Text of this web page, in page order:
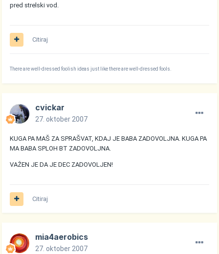
pred strelski vod.
Citiraj
There are well-dressed foolish ideas just like there are well-dressed fools.
cvickar
27. oktober 2007
KUGA PA MAŠ ZA SPRAŠVAT, KDAJ JE BABA ZADOVOLJNA. KUGA PA
MA BABA SPLOH BT ZADOVOLJNA.
VAŽEN JE DA JE DEC ZADOVOLJEN!
Citiraj
mia4aerobics
27. oktober 2007